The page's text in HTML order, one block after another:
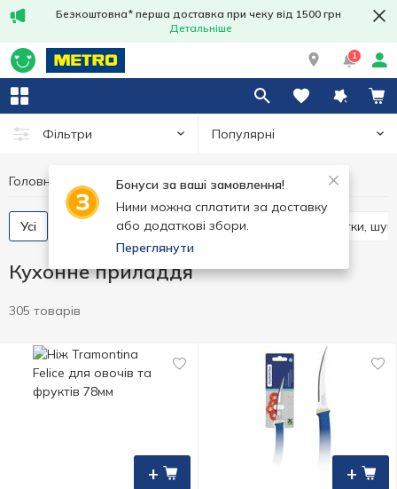
Безкоштовна* перша доставка при чеку від 1500 грн
Детальніше
1
Фільтри Популярні
Бонуси за ваші замовлення!
Ними можна сплатити за доставку
або додаткові збори.
Переглянути
Головна Кухонне приладдя
Усі Ножі, ножиці, овочечистки, точилки Лопатки,
Кухонне приладдя
305 товарів
+ +